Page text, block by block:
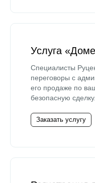
Услуга
Специалисты
переговоры с
его продаже по
безопасную сделку.
Заказать услугу